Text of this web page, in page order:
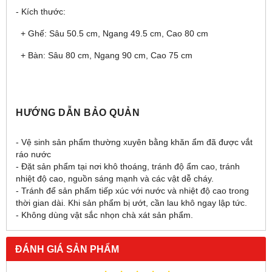
- Kích thước:
+ Ghế: Sâu 50.5 cm, Ngang 49.5 cm, Cao 80 cm
+ Bàn: Sâu 80 cm, Ngang 90 cm, Cao 75 cm
HƯỚNG DẪN BẢO QUẢN
- Vệ sinh sản phẩm thường xuyên bằng khăn ẩm đã được vắt
ráo nước
- Đặt sản phẩm tại nơi khô thoáng, tránh độ ẩm cao, tránh
nhiệt độ cao, nguồn sáng mạnh và các vật dễ cháy.
- Tránh để sản phẩm tiếp xúc với nước và nhiệt độ cao trong
thời gian dài. Khi sản phẩm bị ướt, cần lau khô ngay lập tức.
- Không dùng vật sắc nhọn chà xát sản phẩm.
ĐÁNH GIÁ SẢN PHẨM